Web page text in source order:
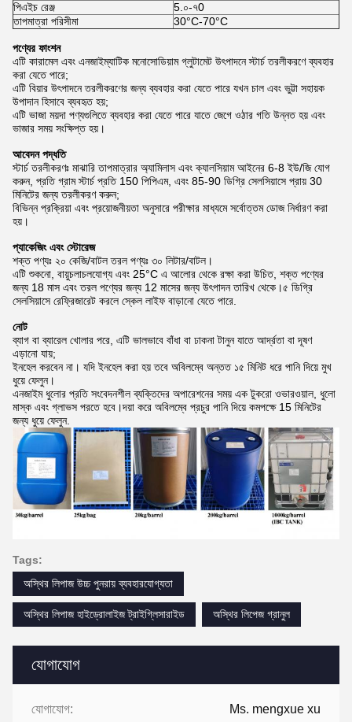
যোগাযোগ
যোগাযোগ: Ms. mengxue xu
পিএইচ রেঞ্জ
5.০-৭0
তাপমাত্রা পরিসীমা
30°C-70°C
পণ্যের ফাংশন
এটি কারামেল এবং এনজাইম্যাটিক মনোসোডিয়াম গ্লুটামেট উৎপাদনে স্টার্চ তরলীকরণে ব্যবহার
করা যেতে পারে;
এটি বিয়ার উৎপাদনে তরলীকরণের জন্য ব্যবহার করা যেতে পারে যখন চাল এবং ভুট্টা সহায়ক
উপাদান হিসাবে ব্যবহৃত হয়;
এটি ভাজা ময়দা পণ্যগুলিতে ব্যবহার করা যেতে পারে যাতে জেগে ওঠার গতি উন্নত হয় এবং
ভাজার সময় সংক্ষিপ্ত হয়।
আবেদন পদ্ধতি
স্টার্চ তরলীকরণঃ মাঝারি তাপমাত্রার অ্যামিলাস এবং ক্যালসিয়াম আইনের 6-8 ইউ/জি যোগ
করুন, প্রতি গ্রাম স্টার্চ প্রতি 150 পিপিএম, এবং 85-90 ডিগ্রি সেলসিয়াসে প্রায় 30
মিনিটের জন্য তরলীকরণ করুন;
বিভিন্ন প্রক্রিয়া এবং প্রয়োজনীয়তা অনুসারে পরীক্ষার মাধ্যমে সর্বোত্তম ডোজ নির্ধারণ করা
হয়।
প্যাকেজিং এবং স্টোরেজ
শক্ত পণ্যঃ ২০ কেজি/বাটল তরল পণ্যঃ ৩০ লিটার/বাটল।
এটি শুকনো, বায়ুচলাচলযোগ্য এবং 25°C এ আলোর থেকে রক্ষা করা উচিত, শক্ত পণ্যের
জন্য 18 মাস এবং তরল পণ্যের জন্য 12 মাসের জন্য উৎপাদন তারিখ থেকে।৫ ডিগ্রি
সেলসিয়াসে রেফ্রিজারেট করলে স্কেল লাইফ বাড়ানো যেতে পারে.
নোট
ব্যাগ বা ব্যারেল খোলার পরে, এটি ভালভাবে বাঁধা বা ঢাকনা টানুন যাতে আর্দ্রতা বা দূষণ
এড়ানো যায়;
ইনহেল করবেন না। যদি ইনহেল করা হয় তবে অবিলম্বে অন্তত ১৫ মিনিট ধরে পানি দিয়ে মুখ
ধুয়ে ফেলুন।
এনজাইম ধুলোর প্রতি সংবেদনশীল ব্যক্তিদের অপারেশনের সময় এক টুকরো ওভারওয়াল, ধুলো
মাস্ক এবং গ্লাভস পরতে হবে।দয়া করে অবিলম্বে প্রচুর পানি দিয়ে কমপক্ষে 15 মিনিটের
জন্য ধুয়ে ফেলুন.
Tags:
অস্থির লিপাজ উচ্চ পুনরায় ব্যবহারযোগ্যতা
অস্থির লিপাজ হাইড্রোলাইজ ট্রাইগ্লিসারাইড অস্থির লিপেজ গ্রানুল